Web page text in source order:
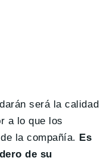
será la calidad
a lo que los
la compañía. Es
de su